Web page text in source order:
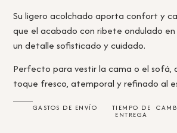
Su ligero acolchado aporta confort y
que el acabado con ribete ondulado
un detalle sofisticado y cuidado.
Perfecto para vestir la cama o el sofá,
toque fresco, atemporal y refinado al
GASTOS DE ENVÍO TIEMPO DE
ENTREGA